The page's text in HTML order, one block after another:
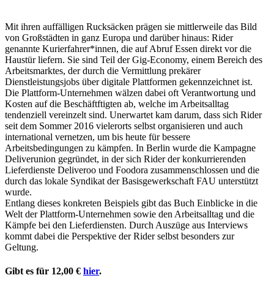
Mit ihren auffälligen Rucksäcken prägen sie mittlerweile das Bild
von Großstädten in ganz Europa und darüber hinaus: Rider
genannte Kurierfahrer*innen, die auf Abruf Essen direkt vor die
Haustür liefern. Sie sind Teil der Gig-Economy, einem Bereich des
Arbeitsmarktes, der durch die Vermittlung prekärer
Dienstleistungsjobs über digitale Plattformen gekennzeichnet ist.
Die Plattform-Unternehmen wälzen dabei oft Verantwortung und
Kosten auf die Beschäftftigten ab, welche im Arbeitsalltag
tendenziell vereinzelt sind. Unerwartet kam darum, dass sich Rider
seit dem Sommer 2016 vielerorts selbst organisieren und auch
international vernetzen, um bis heute für bessere
Arbeitsbedingungen zu kämpfen. In Berlin wurde die Kampagne
Deliverunion gegründet, in der sich Rider der konkurrierenden
Lieferdienste Deliveroo und Foodora zusammenschlossen und die
durch das lokale Syndikat der Basisgewerkschaft FAU unterstützt
wurde.
Entlang dieses konkreten Beispiels gibt das Buch Einblicke in die
Welt der Plattform-Unternehmen sowie den Arbeitsalltag und die
Kämpfe bei den Lieferdiensten. Durch Auszüge aus Interviews
kommt dabei die Perspektive der Rider selbst besonders zur
Geltung.
Gibt es für 12,00 € hier.